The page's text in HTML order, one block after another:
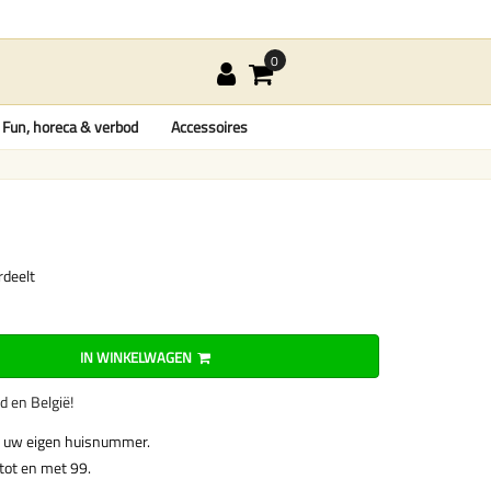
Fun, horeca & verbod Accessoires
IN WINKELWAGEN
en België!
eigen huisnummer.
en met 99.